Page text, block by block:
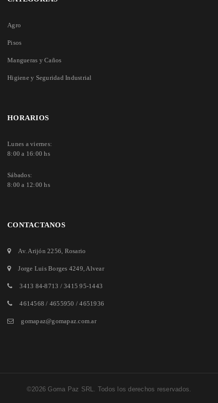
Agro
Pisos
Mangueras y Caños
Higiene y Seguridad Industrial
HORARIOS
Lunes a viernes:
8:00 a 16:00 hs
Sábados:
8:00 a 12:00 hs
CONTACTANOS
Av. Arijón 2256, Rosario
Jorge Luis Borges 4249, Alvear
3413 84-8713 / 3415 95-1443
4614568 / 4655950 / 4651936
gomapaz@gomapaz.com.ar
©2026 Goma Paz SRL. Todos los derechos reservados.